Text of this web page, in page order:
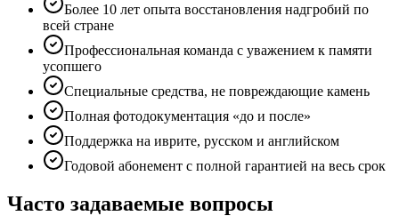
Более 10 лет опыта восстановления надгробий по
всей стране
Профессиональная команда с уважением к памяти
усопшего
Специальные средства, не повреждающие камень
Полная фотодокументация «до и после»
Поддержка на иврите, русском и английском
Годовой абонемент с полной гарантией на весь срок
Часто задаваемые вопросы